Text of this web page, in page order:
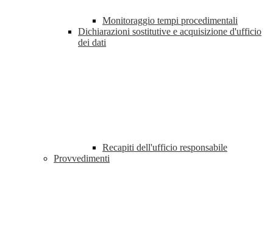
Monitoraggio tempi procedimentali
Dichiarazioni sostitutive e acquisizione d'ufficio
dei dati
Recapiti dell'ufficio responsabile
Provvedimenti